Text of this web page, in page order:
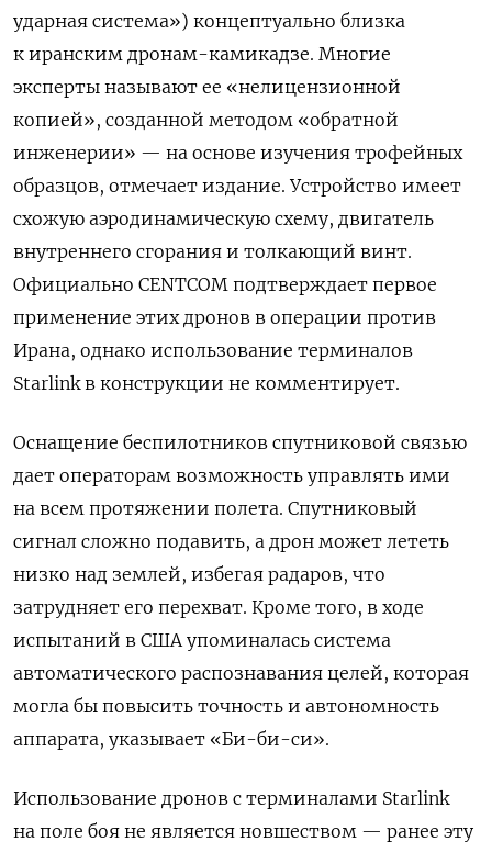
ударная система») концептуально близка
к иранским дронам-камикадзе. Многие
эксперты называют ее «нелицензионной
копией», созданной методом «обратной
инженерии» — на основе изучения трофейных
образцов, отмечает издание. Устройство имеет
схожую аэродинамическую схему, двигатель
внутреннего сгорания и толкающий винт.
Официально CENTCOM подтверждает первое
применение этих дронов в операции против
Ирана, однако использование терминалов
Starlink в конструкции не комментирует.
Оснащение беспилотников спутниковой связью
дает операторам возможность управлять ими
на всем протяжении полета. Спутниковый
сигнал сложно подавить, а дрон может лететь
низко над землей, избегая радаров, что
затрудняет его перехват. Кроме того, в ходе
испытаний в США упоминалась система
автоматического распознавания целей, которая
могла бы повысить точность и автономность
аппарата, указывает «Би-би-си».
Использование дронов с терминалами Starlink
на поле боя не является новшеством — ранее эту